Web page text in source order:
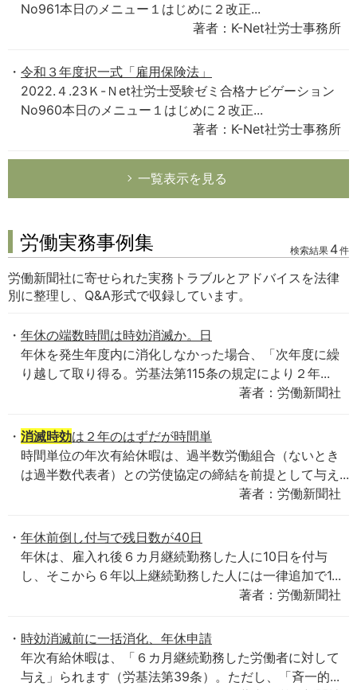
No961本日のメニュー１はじめに２改正...
著者：K-Net社労士事務所
令和３年度択一式「雇用保険法」
2022.４.23Ｋ-Ｎet社労士受験ゼミ合格ナビゲーション
No960本日のメニュー１はじめに２改正...
著者：K-Net社労士事務所
一覧表示を見る
労働実務事例集 検索結果 4件
労働新聞社に寄せられた実務トラブルとアドバイスを法律
別に整理し、Q&A形式で収録しています。
年休の端数時間は時効消滅か。日
年休を発生年度内に消化しなかった場合、「次年度に繰
り越して取り得る。労基法第115条の規定により２年...
著者：労働新聞社
消滅時効は２年のはずだが時間単
時間単位の年次有給休暇は、過半数労働組合（ないとき
は過半数代表者）との労使協定の締結を前提として与え...
著者：労働新聞社
年休前倒し付与で残日数が40日
年休は、雇入れ後６カ月継続勤務した人に10日を付与
し、そこから６年以上継続勤務した人には一律追加で1...
著者：労働新聞社
時効消滅前に一括消化、年休申請
年次有給休暇は、「６カ月継続勤務した労働者に対して
与え」られます（労基法第39条）。ただし、「斉一的...